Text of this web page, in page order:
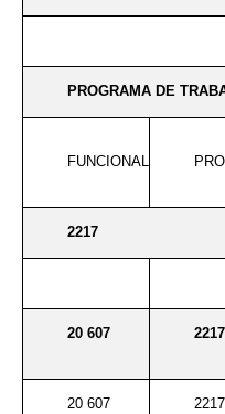
PROGRAMA DE
FUNCIONAL
2217
20 607
20 607